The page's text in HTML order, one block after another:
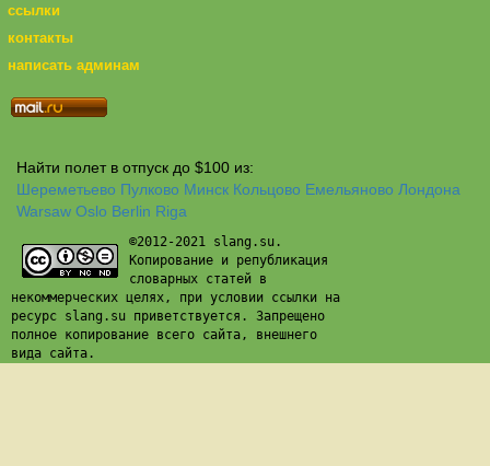
ссылки
контакты
написать админам
Найти полет в отпуск до $100 из:
Шереметьево Пулково Минск Кольцово Емельяново Лондона
Warsaw Oslo Berlin Riga
©2012-2021 slang.su.
Копирование и републикация
словарных статей в
некоммерческих целях, при условии ссылки на
ресурс slang.su приветствуется. Запрещено
полное копирование всего сайта, внешнего
вида сайта.